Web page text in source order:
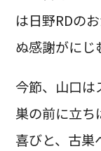
は日野RDの
ぬ感謝がにじ
今節、山口は
巣の前に立ち
喜びと、古巣